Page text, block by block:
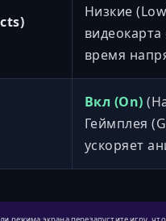
Низкие
время
Вкл (On)
Геймплея
ускоряет